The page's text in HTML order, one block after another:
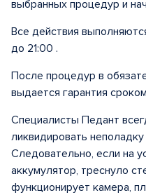
выбранных процедур и
Все действия
до 21:00 .
После процедур в
выдается гарантия
Специалисты Педант
ликвидировать
Следовательно, если на
аккумулятор, треснуло
функционирует камера,